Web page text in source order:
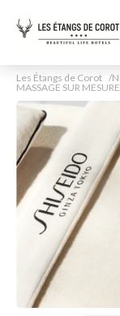
Les Étangs de Corot
MASSAGE SUR